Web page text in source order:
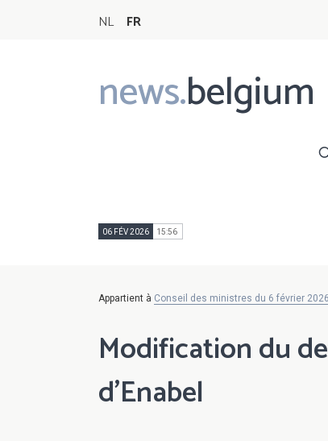
NL FR
news.belgium
Main
navigation
06 FÉV 2026 15:56
Appartient à Conseil des ministres du 6 février 2026
Modification du
d’Enabel